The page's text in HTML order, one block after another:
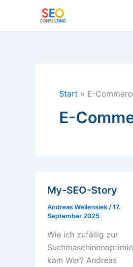
springen
Start E-
E-
My-SEO-Story
Andreas Wellensiek /17.
September 2025
Wie ich zufällig zur
kam Wer? Andreas